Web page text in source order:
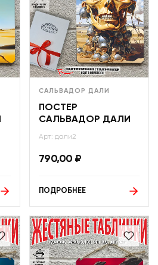
САЛЬВАДОР ДАЛИ
ПОСТЕР
САЛЬВАДОР ДАЛИ
Арт: дали2
790,00 ₽
ПОДРОБНЕЕ